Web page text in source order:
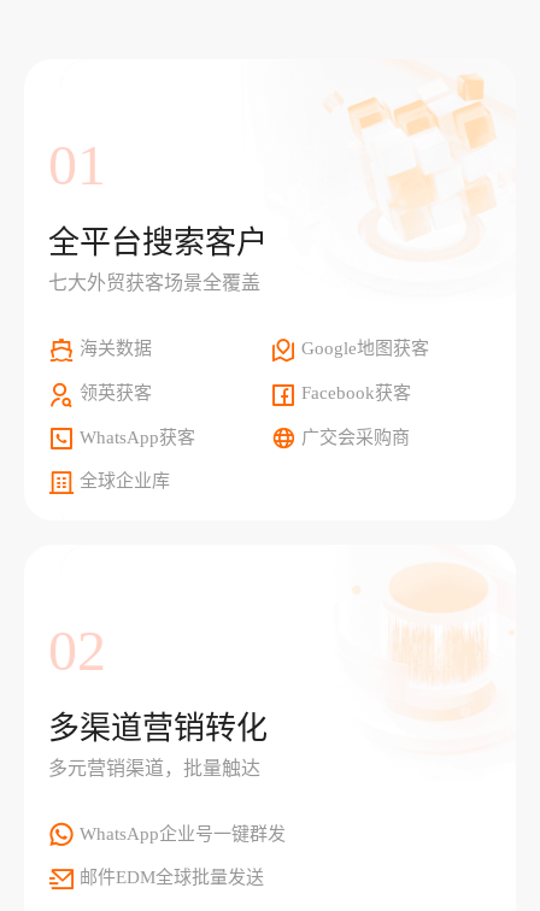
01
全平台搜索客户
七大外贸获客场景全覆盖
海关数据 Google地图获客
领英获客 Facebook获客
WhatsApp获客 广交会采购商
全球企业库
02
多渠道营销转化
多元营销渠道，批量触达
WhatsApp企业号一键群发
邮件EDM全球批量发送